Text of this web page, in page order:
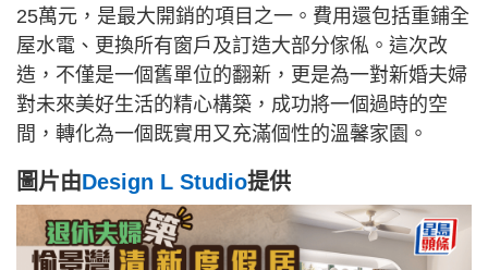
25萬元，是最大開銷的項目之一。費用還包括重鋪全
屋水電、更換所有窗戶及訂造大部分傢俬。這次改
造，不僅是一個舊單位的翻新，更是為一對新婚夫婦
對未來美好生活的精心構築，成功將一個過時的空
間，轉化為一個既實用又充滿個性的溫馨家園。
圖片由Design L Studio提供